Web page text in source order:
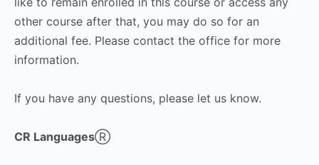
other course after that, you may do so for an
additional fee. Please contact the office for more
information.
If you have any questions, please let us know.
CR LanguagesⓇ